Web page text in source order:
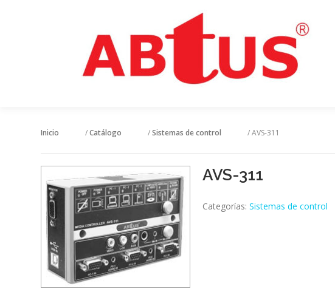
Inicio /Catálogo /Sistemas de control / AVS-311
AVS-311
Categorías:Sistemas de control